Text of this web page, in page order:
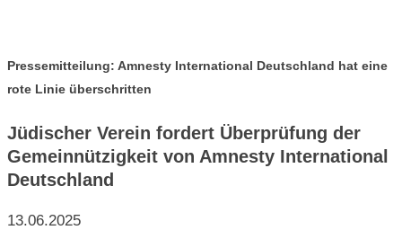
Pressemitteilung: Amnesty International Deutschland hat eine
rote Linie überschritten
Jüdischer Verein fordert Überprüfung der
Gemeinnützigkeit von Amnesty International
Deutschland
13.06.2025